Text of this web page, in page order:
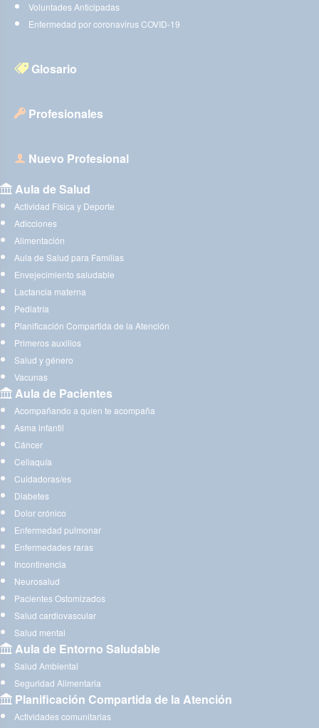
Voluntades Anticipadas
Enfermedad por coronavirus COVID-19
Glosario
Profesionales
Nuevo Profesional
Aula de Salud
Actividad Física y Deporte
Adicciones
Alimentación
Aula de Salud para Familias
Envejecimiento saludable
Lactancia materna
Pediatría
Planificación Compartida de la Atención
Primeros auxilios
Salud y género
Vacunas
Aula de Pacientes
Acompañando a quien te acompaña
Asma infantil
Cáncer
Celiaquía
Cuidadoras/es
Diabetes
Dolor crónico
Enfermedad pulmonar
Enfermedades raras
Incontinencia
Neurosalud
Pacientes Ostomizados
Salud cardiovascular
Salud mental
Aula de Entorno Saludable
Salud Ambiental
Seguridad Alimentaria
Planificación Compartida de la Atención
Actividades comunitarias